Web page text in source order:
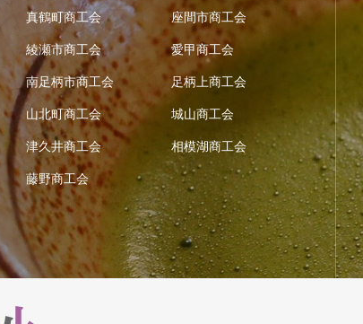
真鶴町商工会 座間市商工会
綾瀬市商工会 愛甲商工会
南足柄市商工会 足柄上商工会
山北町商工会 城山商工会
津久井商工会 相模湖商工会
藤野商工会